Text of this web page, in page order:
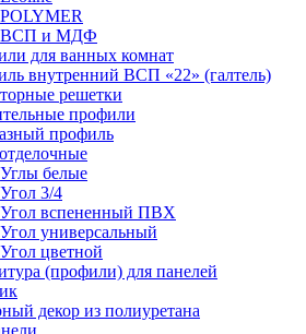
POLYMER
ВСП и МДФ
для ванных комнат
внутренний ВСП «22» (галтель)
решетки
профили
профиль
Углы белые
Угол 3/4
Угол вспененный ПВХ
Угол универсальный
Угол цветной
(профили) для панелей
декор из полиуретана